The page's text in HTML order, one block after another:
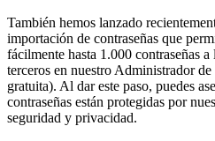
También hemos lanzado
importación de contraseñas que
fácilmente hasta 1.000 contraseñas
terceros en nuestro Administrador de
gratuita). Al dar este paso, puedes
contraseñas están protegidas por
seguridad y privacidad.